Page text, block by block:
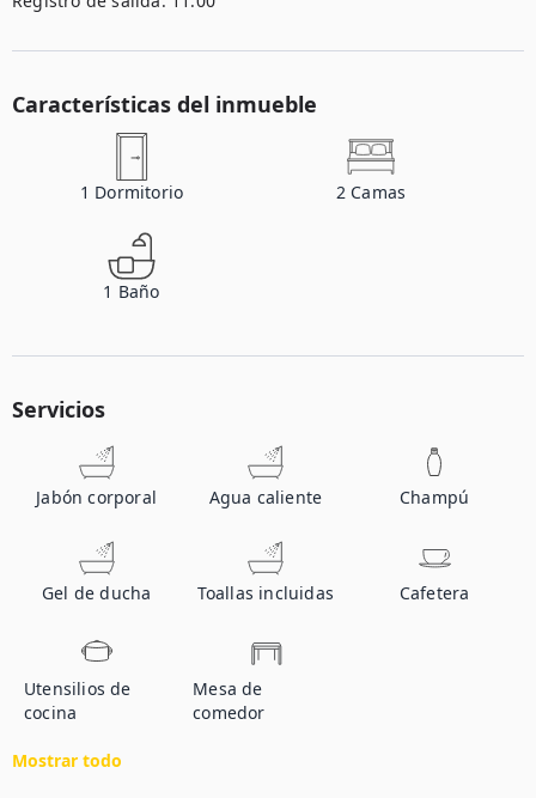
Características del inmueble
1 Dormitorio 2 Camas
1 Baño
Servicios
Jabón corporal Agua caliente Champú
Gel de ducha Toallas incluidas Cafetera
Utensilios de
cocina
Mesa de
comedor
Mostrar todo